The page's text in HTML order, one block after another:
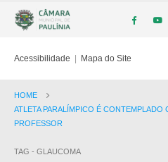
Acessibilidade | Mapa do Site
HOME
ATLETA PARALÍMPICO É CONTEMPLADO
PROFESSOR
TAG - GLAUCOMA